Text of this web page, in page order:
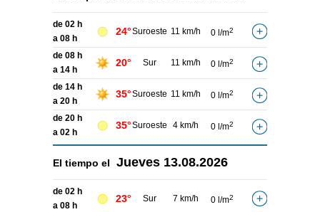
de 02 h
a 08 h
24°Suroeste 11 km/h 0 l/m2
de 08 h
a 14 h
20° Sur 11 km/h 0 l/m2
de 14 h
a 20 h
35°Suroeste 11 km/h 0 l/m2
de 20 h
a 02 h
35°Suroeste 4 km/h 0 l/m2
El tiempo el Jueves 13.08.2026
de 02 h
a 08 h
23° Sur 7 km/h 0 l/m2